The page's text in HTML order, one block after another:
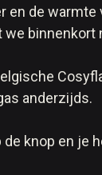
en de warmte
we
anderzijds.
de knop en je